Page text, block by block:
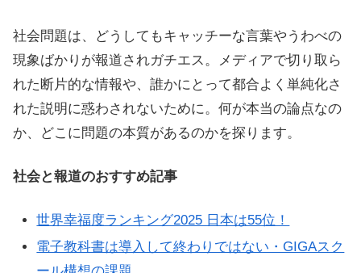
社会問題は、どうしてもキャッチーな言葉やうわべの
現象ばかりが報道されガチエス。メディアで切り取ら
れた断片的な情報や、誰かにとって都合よく単純化さ
れた説明に惑わされないために。何が本当の論点なの
か、どこに問題の本質があるのかを探ります。
社会と報道のおすすめ記事
世界幸福度ランキング2025 日本は55位！
電子教科書は導入して終わりではない・GIGAスク